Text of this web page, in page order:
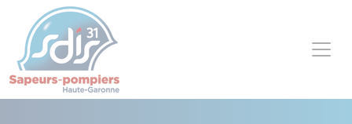
Panneau de gestion des cookies